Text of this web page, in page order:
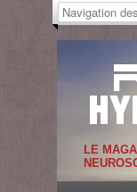
LE